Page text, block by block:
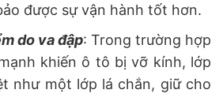
được sự vận hành tốt hơn.
do va đập: Trong trường hợp
khiến ô tô bị vỡ kính, lớp
như một lớp lá chắn, giữ cho